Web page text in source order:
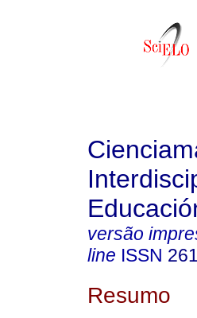
versão
line ISSN
Resumo